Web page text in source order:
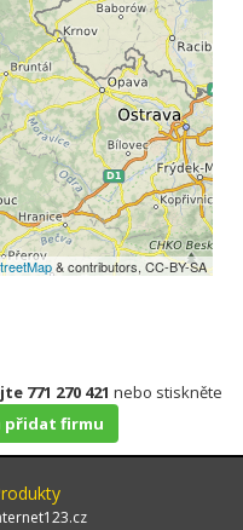
& contributors, CC-BY-SA
771 270 421 nebo stiskněte
přidat firmu